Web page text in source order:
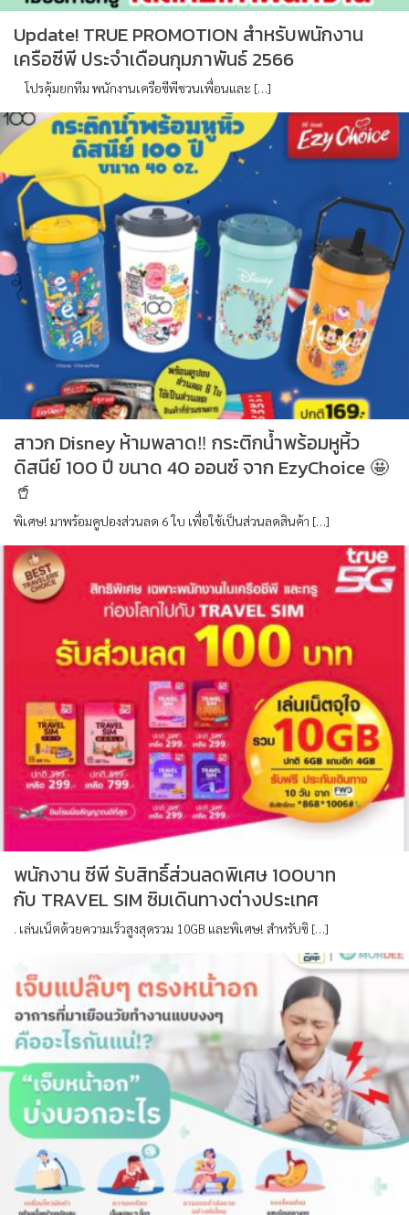
Update! TRUE PROMOTION สำหรับพนักงาน
เครือซีพี ประจำเดือนกุมภาพันธ์ 2566
โปรคุ้มยกทีม พนักงานเครือซีพีชวนเพื่อนและ […]
สาวก Disney ห้ามพลาด‼️ กระติกน้ำพร้อมหูหิ้ว
ดิสนีย์ 100 ปี ขนาด 40 ออนซ์ จาก EzyChoice 🤩
🥤
พิเศษ! มาพร้อมคูปองส่วนลด 6 ใบ เพื่อใช้เป็นส่วนลดสินค้า […]
พนักงาน ซีพี รับสิทธิ์ส่วนลดพิเศษ 100บาท
กับ TRAVEL SIM ซิมเดินทางต่างประเทศ
. เล่นเน็ตด้วยความเร็วสูงสุดรวม 10GB และพิเศษ! สำหรับซิ […]